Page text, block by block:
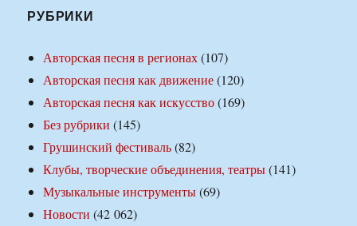
РУБРИКИ
Авторская песня в регионах(107)
Авторская песня как движение(120)
Авторская песня как искусство(169)
Без рубрики (145)
Грушинский фестиваль(82)
Клубы, творческие объединения, театры(141)
Музыкальные инструменты(69)
Новости (42 062)